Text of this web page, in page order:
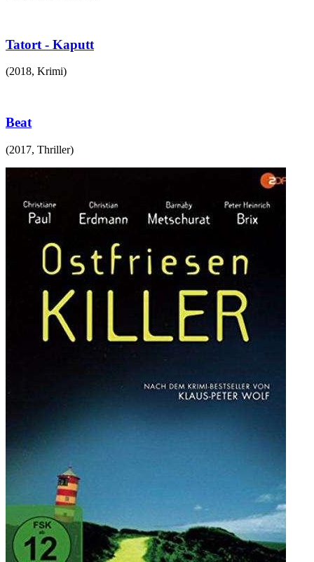
Tatort - Kaputt
(2018, Krimi)
Beat
(2017, Thriller)